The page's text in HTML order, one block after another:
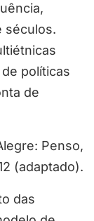
séculos.
políticas
de
Penso,
(adaptado).
das